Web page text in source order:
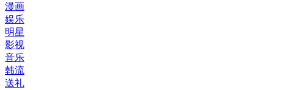
漫画
娱乐
明星
影视
音乐
韩流
送礼